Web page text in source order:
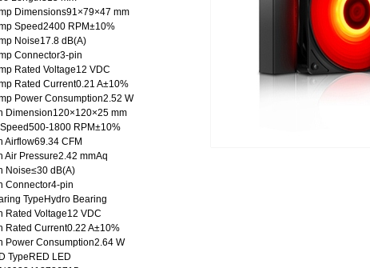
Dimensions91×79×47 mm
Speed2400 RPM±10%
Noise17.8 dB(A)
Connector3-pin
Rated Voltage12 VDC
Rated Current0.21 A±10%
Power Consumption2.52 W
Dimension120×120×25 mm
1800 RPM±10%
Airflow69.34 CFM
Air Pressure2.42 mmAq
Noise≤30 dB(A)
Connector4-pin
TypeHydro Bearing
Rated Voltage12 VDC
Rated Current0.22 A±10%
Power Consumption2.64 W
TypeRED LED